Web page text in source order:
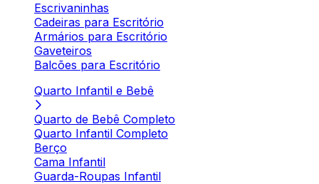
Escrivaninhas
Cadeiras para Escritório
Armários para Escritório
Gaveteiros
Balcões para Escritório
Quarto Infantil e Bebê
Quarto de Bebê Completo
Quarto Infantil Completo
Berço
Cama Infantil
Guarda-Roupas Infantil